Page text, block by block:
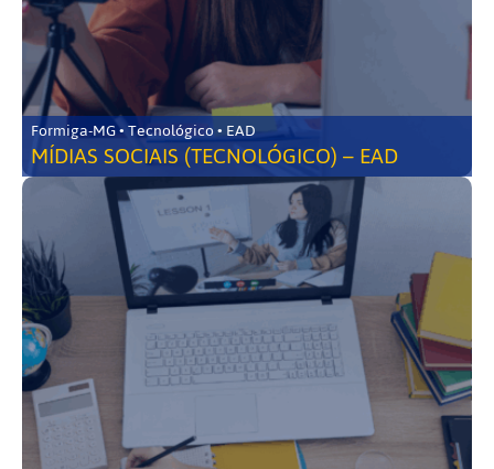
Formiga-MG • Tecnológico • EAD
MÍDIAS SOCIAIS (TECNOLÓGICO) – EAD